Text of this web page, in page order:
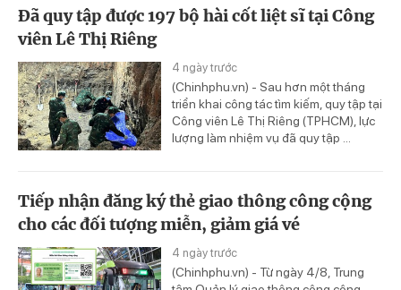
Đã quy tập được 197 bộ hài cốt liệt sĩ tại Công
viên Lê Thị Riêng
4 ngày trước
(Chinhphu.vn) - Sau hơn một tháng
triển khai công tác tìm kiếm, quy tập tại
Công viên Lê Thị Riêng (TPHCM), lực
lượng làm nhiệm vụ đã quy tập ...
Tiếp nhận đăng ký thẻ giao thông công cộng
cho các đối tượng miễn, giảm giá vé
4 ngày trước
(Chinhphu.vn) - Từ ngày 4/8, Trung